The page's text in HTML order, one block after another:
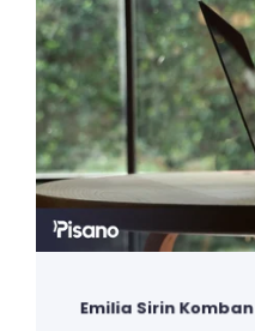
Emilia Sirin Komban